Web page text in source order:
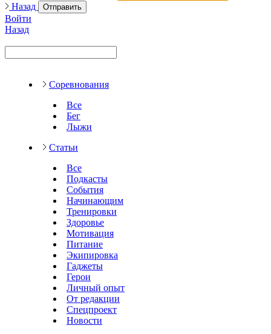
Назад
Отправить
Войти
Назад
Соревнования
Все
Бег
Лыжи
Статьи
Все
Подкасты
События
Начинающим
Тренировки
Здоровье
Мотивация
Питание
Экипировка
Гаджеты
Герои
Личный опыт
От редакции
Спецпроект
Новости